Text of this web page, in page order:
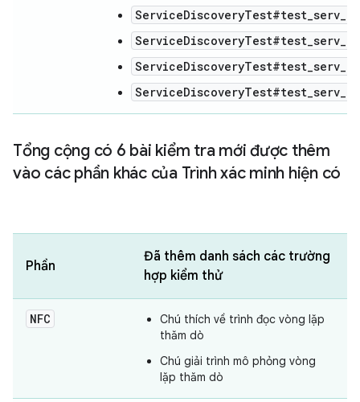
Tổng cộng có 6 bài kiểm tra mới được thêm
vào các phần khác của Trình xác minh hiện có
Phần
Đã thêm danh sách các trường
hợp kiểm thử
NFC
Chú thích về trình đọc vòng lặp
thăm dò
Chú giải trình mô phỏng vòng
lặp thăm dò